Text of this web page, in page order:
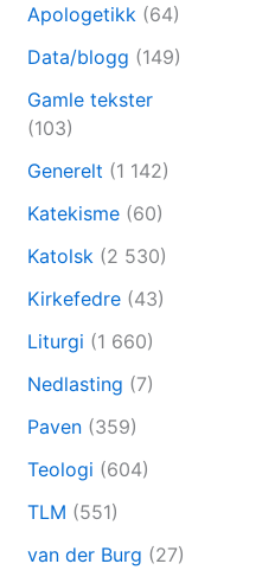
Apologetikk (64)
Data/blogg (149)
Gamle tekster
(103)
Generelt (1 142)
Katekisme (60)
Katolsk (2 530)
Kirkefedre (43)
Liturgi (1 660)
Nedlasting (7)
Paven (359)
Teologi (604)
TLM (551)
van der Burg (27)